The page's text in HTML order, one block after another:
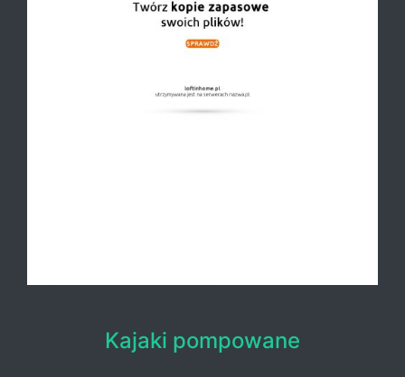
Kajaki pompowane